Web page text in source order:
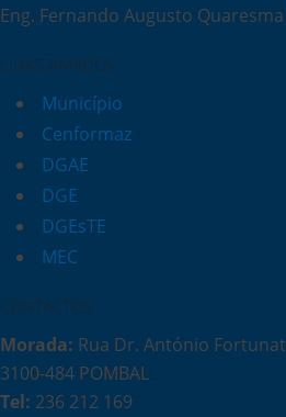
Eng. Fernando Augusto
LINKS RÁPIDOS
Município
Cenformaz
DGAE
DGE
DGEsTE
MEC
CONTACTOS
Morada: Rua Dr. António
3100-484 POMBAL
Tel: 236 212 169